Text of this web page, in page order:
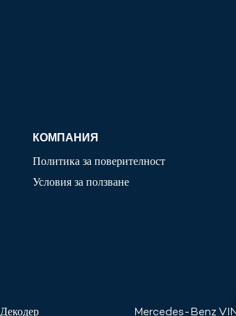
КОМПАНИЯ
Политика за поверителност
Условия за ползване
Mercedes-Benz